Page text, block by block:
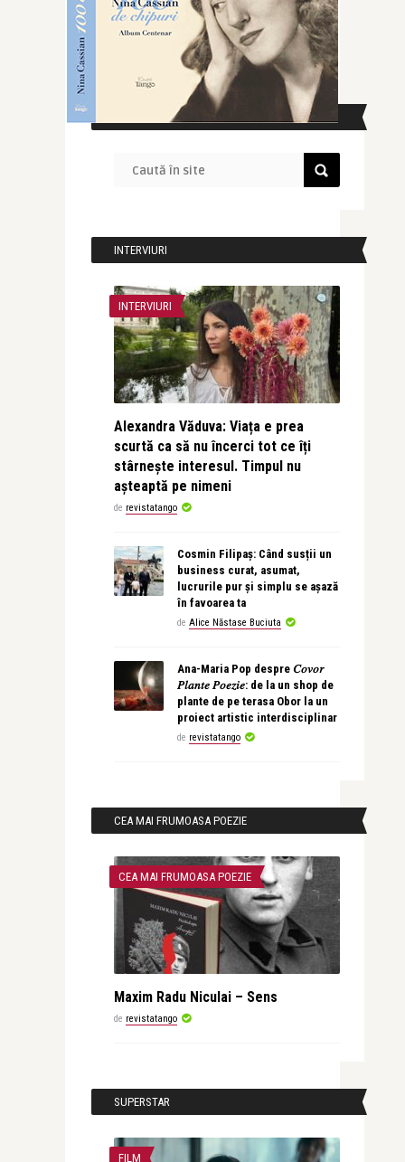
CAUTĂ ÎN SITE
INTERVIURI
INTERVIURI
Alexandra Văduva: Viața e prea
scurtă ca să nu încerci tot ce îți
stârnește interesul. Timpul nu
așteaptă pe nimeni
de revistatango
Cosmin Filipaș: Când susții un
business curat, asumat,
lucrurile pur și simplu se așază
în favoarea ta
de Alice Năstase Buciuta
Ana-Maria Pop despre 𝐶𝑜𝑣𝑜𝑟
𝑃𝑙𝑎𝑛𝑡𝑒 𝑃𝑜𝑒𝑧𝑖𝑒: de la un shop de
plante de pe terasa Obor la un
proiect artistic interdisciplinar
de revistatango
CEA MAI FRUMOASA POEZIE
CEA MAI FRUMOASA POEZIE
Maxim Radu Niculai – Sens
de revistatango
SUPERSTAR
FILM